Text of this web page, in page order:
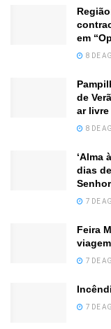
em
8 DE
de
ar livre
8 DE
‘Alma
dias
7 DE
Feira
7 DE
7 DE